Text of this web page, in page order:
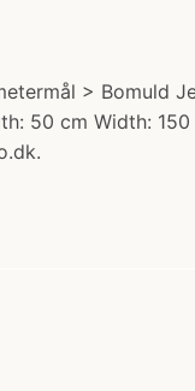
> Bomuld
50 cm Width: